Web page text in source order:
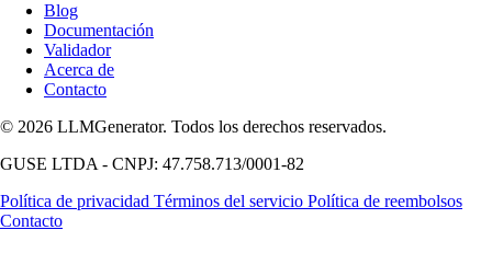
Blog
Documentación
Validador
Acerca de
Contacto
© 2026 LLMGenerator. Todos los derechos reservados.
GUSE LTDA - CNPJ: 47.758.713/0001-82
Política de privacidad Términos del servicio Política de reembolsos
Contacto